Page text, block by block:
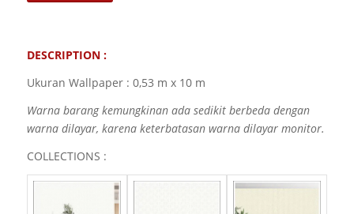
DESCRIPTION :
Ukuran Wallpaper : 0,53 m x 10 m
Warna barang kemungkinan ada sedikit berbeda dengan
warna dilayar, karena keterbatasan warna dilayar monitor.
COLLECTIONS :